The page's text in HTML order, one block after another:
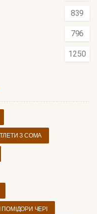
839
796
1250
З СОМА
ПОМІДОРИ ЧЕРІ